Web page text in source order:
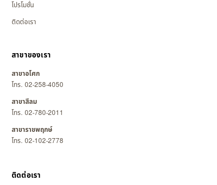
โปรโมชั่น
ติดต่อเรา
สาขาของเรา
สาขาอโศก
โทร. 02-258-4050
สาขาสีลม
โทร. 02-780-2011
สาขาราชพฤกษ์
โทร. 02-102-2778
ติดต่อเรา